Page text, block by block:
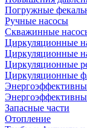
Погружные
Ручные насосы
Скважинные
Циркуляционные
Циркуляционные
Циркуляционные
Циркуляционные
Запасные части
Отопление